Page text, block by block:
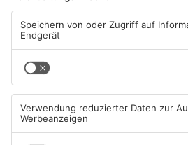
Mehr aus
Primaveraland